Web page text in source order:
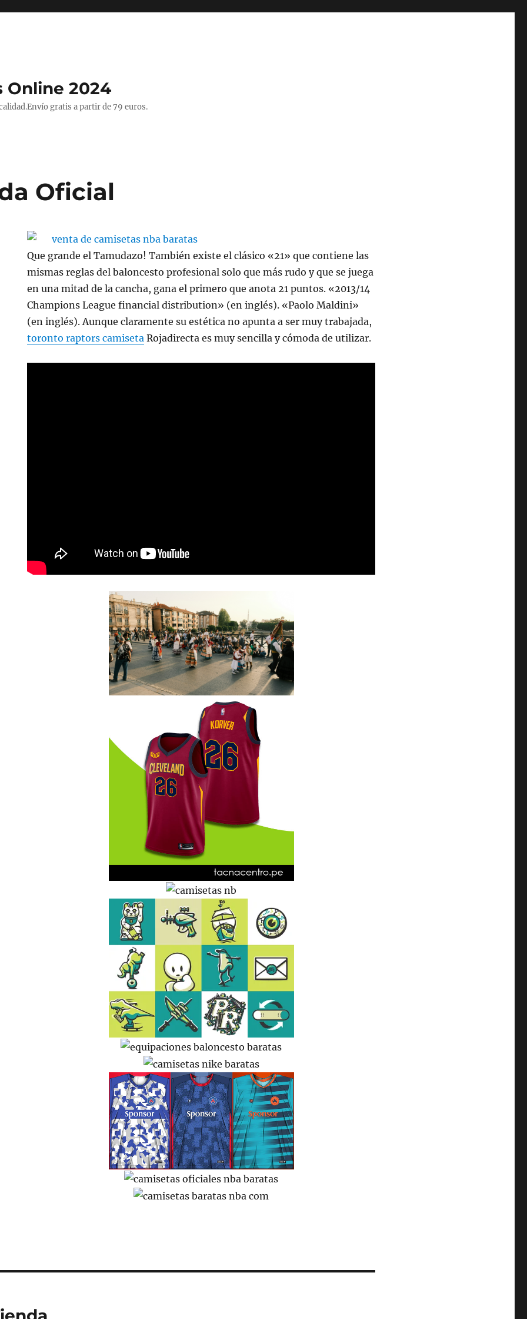
Online 2024
gratis a partir de 79 euros.
Oficial
Que grande el Tamudazo! También existe el clásico «21» que contiene las
mismas reglas del baloncesto profesional solo que más rudo y que se juega
en una mitad de la cancha, gana el primero que anota 21 puntos. «2013/14
Champions League financial distribution» (en inglés). «Paolo Maldini»
(en inglés). Aunque claramente su estética no apunta a ser muy trabajada,
toronto raptors camiseta Rojadirecta es muy sencilla y cómoda de utilizar.